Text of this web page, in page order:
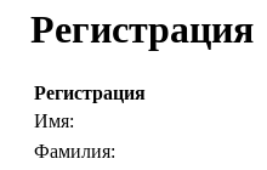
Регистрация
Регистрация
Имя:
Фамилия: